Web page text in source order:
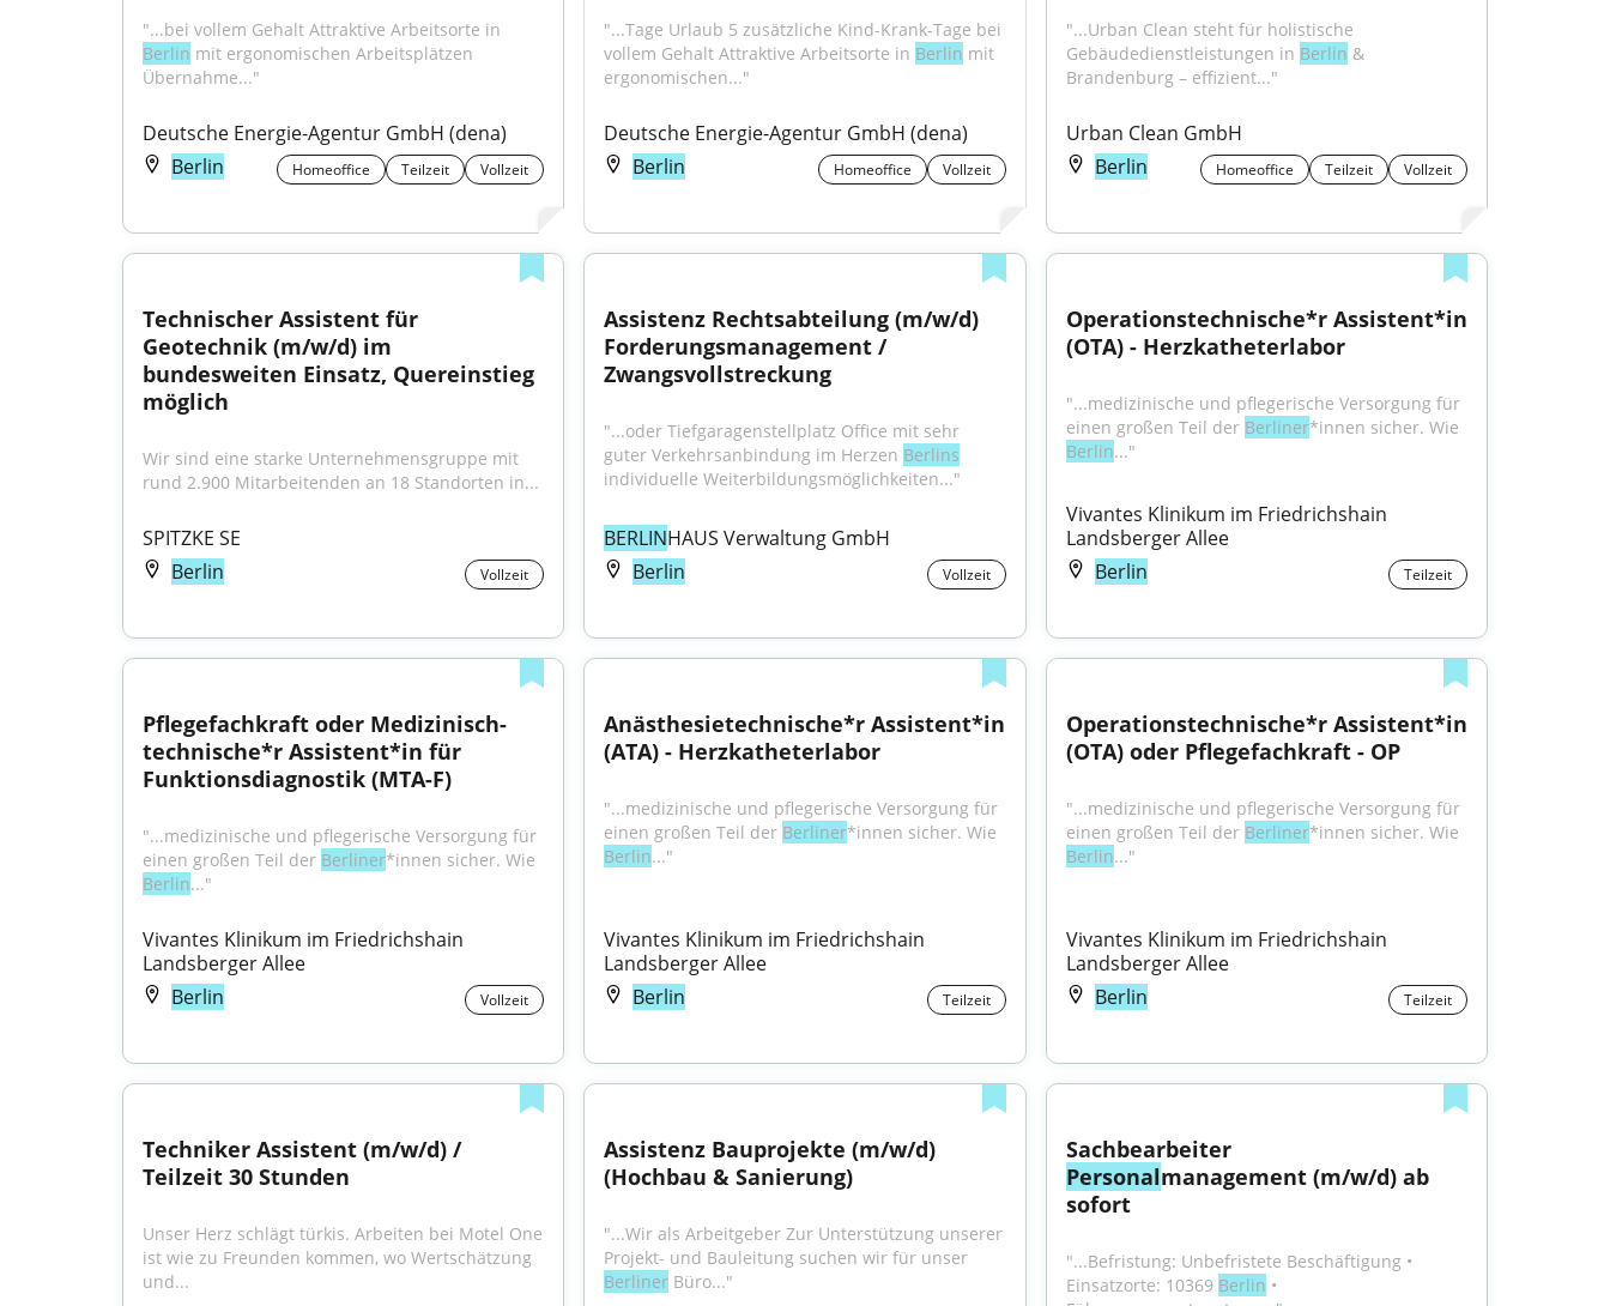
Berlin mit ergonomischen Arbeitsplätzen
Übernahme..."
Deutsche Energie-Agentur GmbH (dena)
Berlin
Homeoffice Teilzeit Vollzeit
"...Tage Urlaub 5 zusätzliche Kind-Krank-Tage bei
vollem Gehalt Attraktive Arbeitsorte in Berlin mit
ergonomischen..."
Deutsche Energie-Agentur GmbH (dena)
Berlin
Homeoffice Vollzeit
"...Urban Clean steht für holistische
Gebäudedienstleistungen in Berlin &
Brandenburg – effizient..."
Urban Clean GmbH
Berlin
Homeoffice Teilzeit Vollzeit
Technischer Assistent für
Geotechnik (m/w/d) im
bundesweiten Einsatz, Quereinstieg
möglich
Wir sind eine starke Unter­nehmens­gruppe mit
rund 2.900 Mit­arbeitenden an 18 Standorten in...
SPITZKE SE
Berlin
Vollzeit
Assistenz Rechtsabteilung (m/w/d)
Forderungsmanagement /
Zwangsvollstreckung
"...oder Tiefgaragenstellplatz Office mit sehr
guter Verkehrsanbindung im Herzen Berlins
individuelle Weiterbildungsmöglichkeiten..."
BERLINHAUS Verwaltung GmbH
Berlin
Vollzeit
Operationstechnische*r Assistent*in
(OTA) - Herzkatheterlabor
"...medizinische und pflegerische Versorgung für
einen großen Teil der Berliner
Berlin..."
Vivantes Klinikum im Friedrichshain
Landsberger Allee
Berlin
Teilzeit
Pflegefachkraft oder Medizinisch-
technische*r Assistent*in für
Funktionsdiagnostik (MTA-F)
"...medizinische und pflegerische Versorgung für
einen großen Teil der Berliner
Berlin..."
Vivantes Klinikum im Friedrichshain
Landsberger Allee
Berlin
Vollzeit
Anästhesietechnische*r Assistent*in
(ATA) - Herzkatheterlabor
"...medizinische und pflegerische Versorgung für
einen großen Teil der Berliner
Berlin..."
Vivantes Klinikum im Friedrichshain
Landsberger Allee
Berlin
Teilzeit
Operationstechnische*r Assistent*in
(OTA) oder Pflegefachkraft - OP
"...medizinische und pflegerische Versorgung für
einen großen Teil der Berliner
Berlin..."
Vivantes Klinikum im Friedrichshain
Landsberger Allee
Berlin
Teilzeit
Techniker Assistent (m/w/d) /
Teilzeit 30 Stunden
Unser Herz schlägt türkis. Arbeiten bei Motel One
ist wie zu Freunden kommen, wo Wertschätzung
und...
Assistenz Bauprojekte (m/w/d)
(Hochbau & Sanierung)
"...Wir als Arbeitgeber Zur Unterstützung unserer
Berliner Büro..."
Sachbearbeiter
Personalmanagement (m/w/d) ab
sofort
"...Befristung: Unbefristete Beschäftigung •
Einsatzorte: 10369 Berlin •